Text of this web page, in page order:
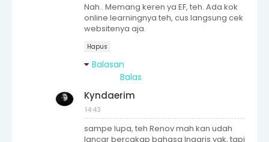
Nah.. Memang keren ya EF, teh. Ada kok
online learningnya teh, cus langsung cek
websitenya aja.
Hapus
Balasan
Balas
Kyndaerim
14:43
sampe lupa, teh Renov mah kan udah
lancar bercakap bahasa Inggris yak, tapi